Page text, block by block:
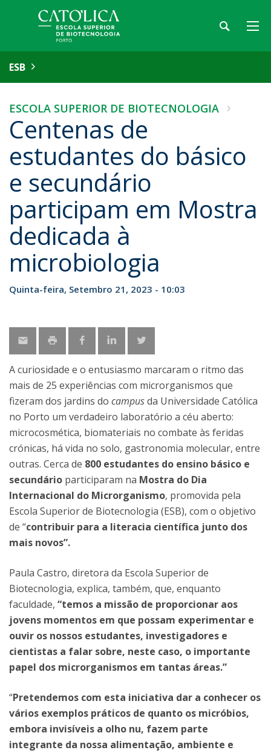
ESB
ESCOLA SUPERIOR DE BIOTECNOLOGIA
Centenas de
estudantes do básico
e secundário
participam em Mostra
dedicada à
microbiologia
Quinta-feira, Setembro 21, 2023 - 10:03
A curiosidade e o entusiasmo marcaram o ritmo das
mais de 25 experiências com microrganismos que
fizeram dos jardins do campusda Universidade Católica
no Porto um verdadeiro laboratório a céu aberto:
microcosmética, biomateriais no combate às feridas
crónicas, há vida no solo, gastronomia molecular, entre
outras. Cerca de 800 estudantes do ensino básico e
secundário participaram na Mostra do Dia
Internacional do Microrganismo, promovida pela
Escola Superior de Biotecnologia (ESB), com o objetivo
de “contribuir para a literacia científica junto dos
mais novos”.
Paula Castro, diretora da Escola Superior de
Biotecnologia, explica, também, que, enquanto
faculdade, “temos a missão de proporcionar aos
jovens momentos em que possam experimentar e
ouvir os nossos estudantes, investigadores e
cientistas a falar sobre, neste caso, o importante
papel dos microrganismos em tantas áreas.”
“Pretendemos com esta iniciativa dar a conhecer os
vários exemplos práticos de quanto os micróbios,
embora invisíveis a olho nu, fazem parte
integrante da nossa alimentação, ambiente e